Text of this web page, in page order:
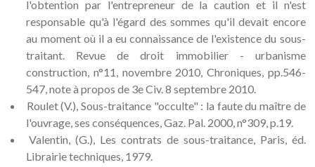
l'obtention par l'entrepreneur de la caution et il n'est
responsable qu'à l'égard des sommes qu'il devait encore
au moment où il a eu connaissance de l'existence du sous-
traitant. Revue de droit immobilier - urbanisme
construction, n°11, novembre 2010, Chroniques, pp.546-
547, note à propos de 3e Civ. 8 septembre 2010.
Roulet (V.), Sous-traitance "occulte" : la faute du maître de
l'ouvrage, ses conséquences, Gaz. Pal. 2000, n°309, p.19.
Valentin, (G.), Les contrats de sous-traitance, Paris, éd.
Librairie techniques, 1979.